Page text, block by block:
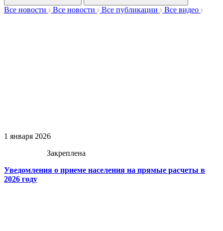
Все новости Все новости Все публикации Все видео
1 января 2026
Закреплена
Уведомления о приеме населения на прямые расчеты в
2026 году